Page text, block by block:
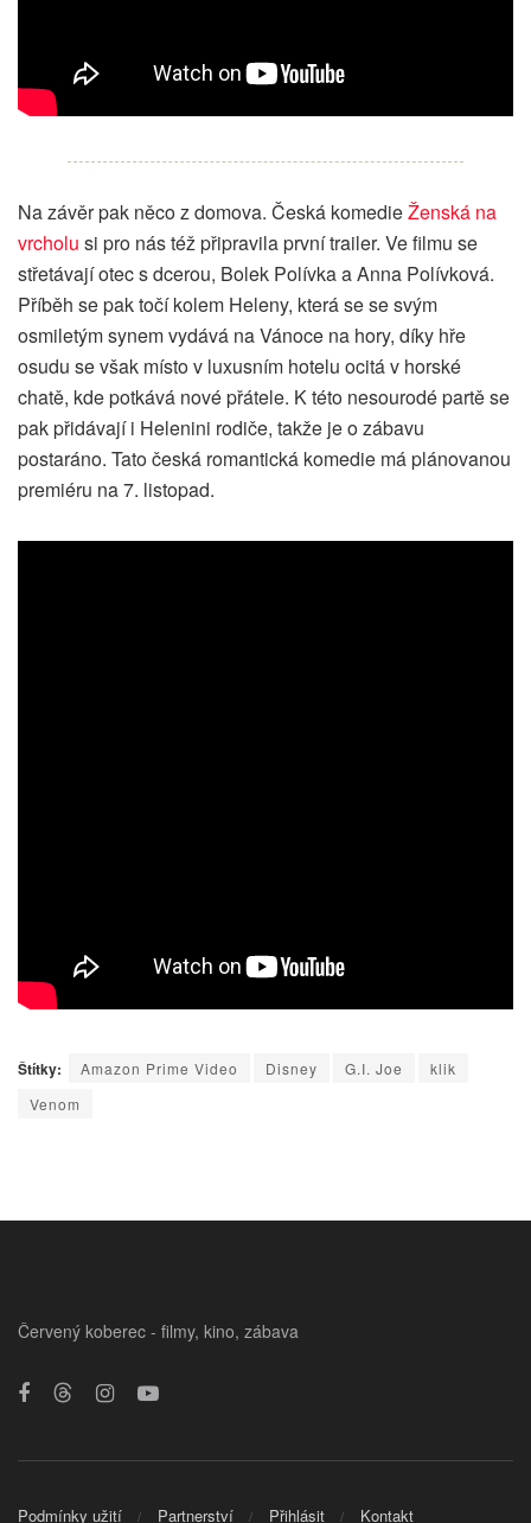
Na závěr pak něco z domova. Česká komedieŽenská na
vrcholu si pro nás též připravila první trailer. Ve filmu se
střetávají otec s dcerou, Bolek Polívka a Anna Polívková.
Příběh se pak točí kolem Heleny, která se se svým
osmiletým synem vydává na Vánoce na hory, díky hře
osudu se však místo v luxusním hotelu ocitá v horské
chatě, kde potkává nové přátele. K této nesourodé partě se
pak přidávají i Helenini rodiče, takže je o zábavu
postaráno. Tato česká romantická komedie má plánovanou
premiéru na 7. listopad.
Štítky: Amazon Prime Video Disney G.I. Joe
klik
Venom
Červený koberec - filmy, kino, zábava
Podmínky užití Partnerství Přihlásit Kontakt